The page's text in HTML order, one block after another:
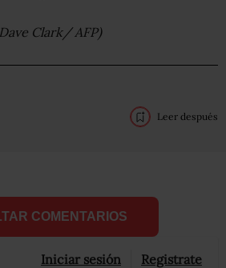
Clark/ AFP)
Leer después
COMENTARIOS
Iniciar sesión Registrate